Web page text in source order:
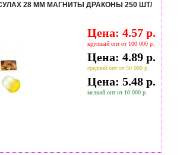
28 ММ МАГНИТЫ ДРАКОНЫ 250 ШТ/
Цена: 4.57 р.
крупный опт от 100 000 р.
Цена: 4.89 р.
средний опт от 50 000 р.
Цена: 5.48 р.
мелкий опт от 10 000 р.